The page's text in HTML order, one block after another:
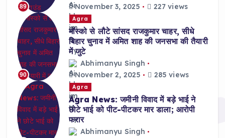
89
November 3, 2025
227 views
90
Agra
मॉस्को से लौटे सांसद राजकुमार चाहर, सीधे
बिहार चुनाव में अमित शाह की जनसभा की तैयारी
में जुटे
Abhimanyu Singh
November 2, 2025
285 views
Agra
Agra News: जमीनी विवाद में बड़े भाई ने
छोटे भाई को पीट-पीटकर मार डाला; आरोपी
फरार
Abhimanyu Singh